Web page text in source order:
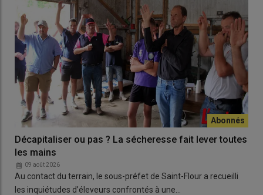
Décapitaliser ou pas ? La sécheresse fait lever toutes
les mains
09 août 2026
Au contact du terrain, le sous-préfet de Saint-Flour a recueilli
les inquiétudes d’éleveurs confrontés à une…